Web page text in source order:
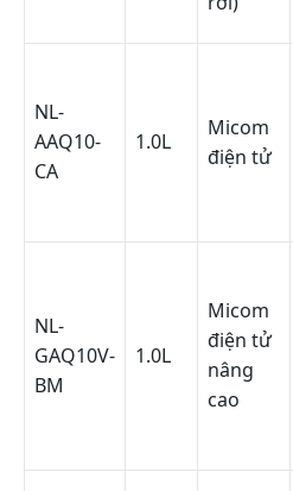
NL-
AAQ10-
CA
1.0L
Micom
điện tử
NL-
GAQ10V-
BM
1.0L
Micom
điện tử
nâng
cao